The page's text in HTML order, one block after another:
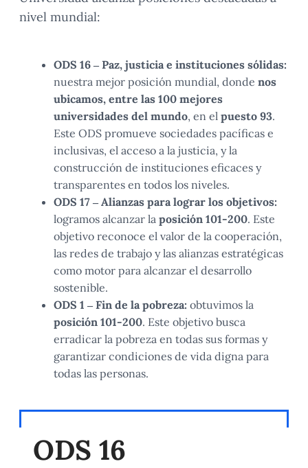
nivel mundial:
ODS 16 – Paz, justicia e instituciones sólidas:
nuestra mejor posición mundial, donde nos
ubicamos, entre las 100 mejores
universidades del mundo, en el puesto 93.
Este ODS promueve sociedades pacíficas e
inclusivas, el acceso a la justicia, y la
construcción de instituciones eficaces y
transparentes en todos los niveles.
ODS 17 – Alianzas para lograr los objetivos:
logramos alcanzar la posición 101-200. Este
objetivo reconoce el valor de la cooperación,
las redes de trabajo y las alianzas estratégicas
como motor para alcanzar el desarrollo
sostenible.
ODS 1 – Fin de la pobreza: obtuvimos la
posición 101-200. Este objetivo busca
erradicar la pobreza en todas sus formas y
garantizar condiciones de vida digna para
todas las personas.
ODS 16